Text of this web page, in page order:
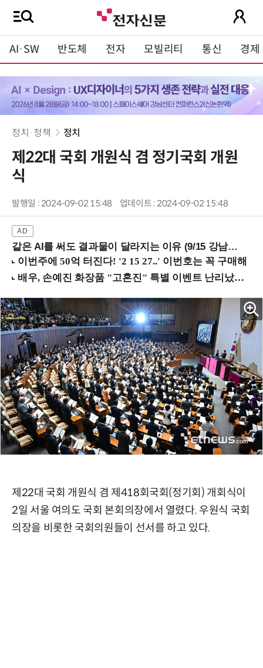
AI·SW 반도체 전자 모빌리티 통신 경제
정치·정책 정치
제22대 국회 개원식 겸 정기국회 개원
식
발행일 : 2024-09-02 15:48 업데이트 : 2024-09-02 15:48
같은 AI를 써도 결과물이 달라지는 이유 (9/15 강남역)
제22대 국회 개원식 겸 제418회국회(정기회) 개회식이
2일 서울 여의도 국회 본회의장에서 열렸다. 우원식 국회
의장을 비롯한 국회의원들이 선서를 하고 있다.